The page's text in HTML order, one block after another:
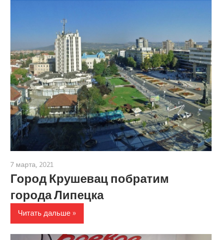
7 марта, 2021
Город Крушевац побратим
города Липецка
Читать дальше